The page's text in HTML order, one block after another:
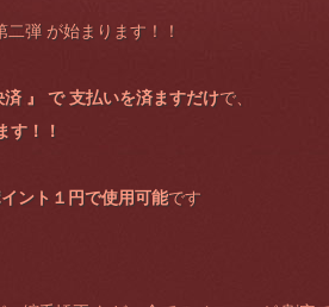
弾 が始まります！！
』 で 支払いを済ますだけで、
す！！
ント１円で使用可能です